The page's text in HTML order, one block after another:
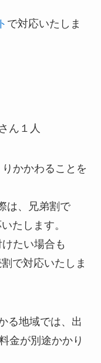
で対応いたしま
ん１人
かかわることを
は、兄弟割で
たします。
けたい場合も
で対応いたしま
る地域では、出
金が別途かかり